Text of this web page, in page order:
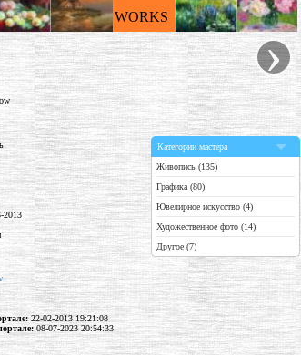
WORKS
›
2013
Категории мастера
Живопись (135)
Графика (80)
Ювелирное искусство (4)
Художественное фото (14)
Другое (7)
22-02-2013 19:21:08
08-07-2023 20:54:33